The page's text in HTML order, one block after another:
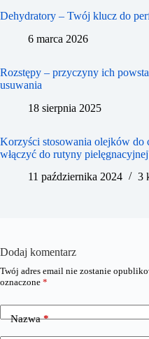
Dehydratory – Twój klucz do
6 marca 2026
Rozstępy – przyczyny ich
usuwania
18 sierpnia 2025
Korzyści stosowania olejków do
włączyć do rutyny
11 października 2024
3
Dodaj komentarz
Twój adres email nie zostanie
oznaczone *
Nazwa*